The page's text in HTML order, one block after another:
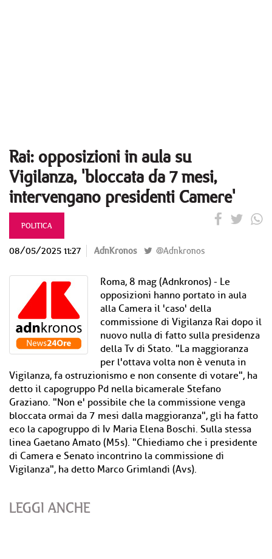
Rai: opposizioni in aula su
Vigilanza, 'bloccata da 7 mesi,
intervengano presidenti Camere'
POLITICA
08/05/2025 11:27 AdnKronos @Adnkronos
Roma, 8 mag (Adnkronos) - Le
opposizioni hanno portato in aula
alla Camera il 'caso' della
commissione di Vigilanza Rai dopo il
nuovo nulla di fatto sulla presidenza
della Tv di Stato. "La maggioranza
per l'ottava volta non è venuta in
Vigilanza, fa ostruzionismo e non consente di votare", ha
detto il capogruppo Pd nella bicamerale Stefano
Graziano. "Non e' possibile che la commissione venga
bloccata ormai da 7 mesi dalla maggioranza", gli ha fatto
eco la capogruppo di Iv Maria Elena Boschi. Sulla stessa
linea Gaetano Amato (M5s). "Chiediamo che i presidente
di Camera e Senato incontrino la commissione di
Vigilanza", ha detto Marco Grimlandi (Avs).
LEGGI ANCHE